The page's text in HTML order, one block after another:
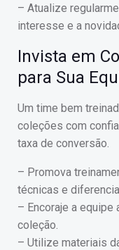
– Atualize
interesse e a
Invista em
para Sua
Um time bem
coleções com
taxa de conversão.
– Promova
técnicas e
– Encoraje a equipe
coleção.
– Utilize materiais